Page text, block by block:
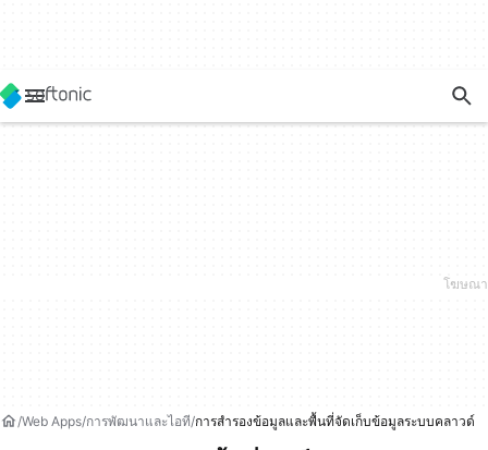
Web Apps การพัฒนาและไอที การสำรองข้อมูลและพื้นที่จัดเก็บข้อมูลระบบคลาวด์